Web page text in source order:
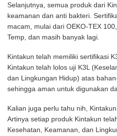
Selanjutnya, semua produk dari
keamanan dan anti bakteri.
macam, mulai dari OEKO-TEX
Temp, dan masih banyak lagi.
Kintakun telah memiliki sertifikasi
Kintakun telah lolos uji K3L
dan Lingkungan Hidup) atas
sehingga aman untuk digunakan
Kalian juga perlu tahu nih,
Artinya setiap produk Kintakun
Kesehatan, Keamanan, dan